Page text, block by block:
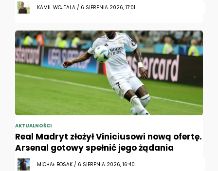
KAMIL WOJTALA / 6 SIERPNIA 2026, 17:01
AKTUALNOŚCI
Real Madryt złożył Viniciusowi nową ofertę.
Arsenal gotowy spełnić jego żądania
MICHAŁ BOSAK / 6 SIERPNIA 2026, 16:40